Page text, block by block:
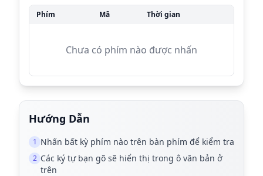
Phím Mã Thời gian
Chưa có phím nào được nhấn
Hướng Dẫn
1 Nhấn bất kỳ phím nào trên bàn phím để kiểm tra
2 Các ký tự bạn gõ sẽ hiển thị trong ô văn bản ở
trên